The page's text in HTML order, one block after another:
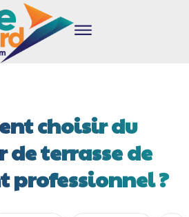
choisir du
terrasse de
professionnel ?